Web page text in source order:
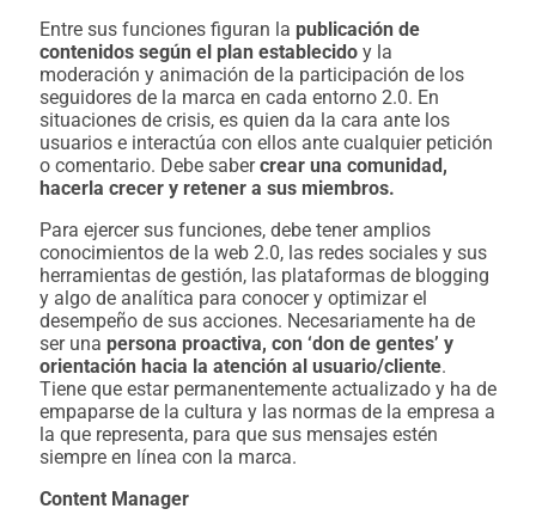
Entre sus funciones figuran la publicación de
contenidos según el plan establecido y la
moderación y animación de la participación de los
seguidores de la marca en cada entorno 2.0. En
situaciones de crisis, es quien da la cara ante los
usuarios e interactúa con ellos ante cualquier petición
o comentario. Debe sabercrear una comunidad,
hacerla crecer y retener a sus miembros.
Para ejercer sus funciones, debe tener amplios
conocimientos de la web 2.0, las redes sociales y sus
herramientas de gestión, las plataformas de blogging
y algo de analítica para conocer y optimizar el
desempeño de sus acciones. Necesariamente ha de
ser una persona proactiva, con ‘don de gentes’ y
orientación hacia la atención al usuario/cliente.
Tiene que estar permanentemente actualizado y ha de
empaparse de la cultura y las normas de la empresa a
la que representa, para que sus mensajes estén
siempre en línea con la marca.
Content Manager